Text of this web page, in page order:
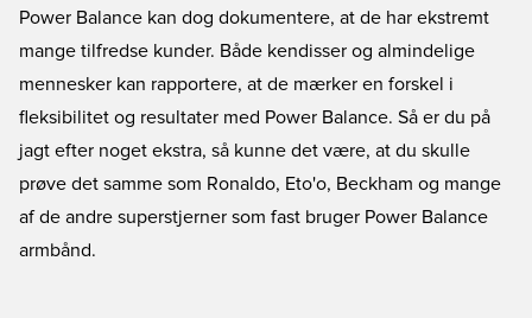
Power Balance kan dog dokumentere, at de har ekstremt
mange tilfredse kunder. Både kendisser og almindelige
mennesker kan rapportere, at de mærker en forskel i
fleksibilitet og resultater med Power Balance. Så er du på
jagt efter noget ekstra, så kunne det være, at du skulle
prøve det samme som Ronaldo, Eto'o, Beckham og mange
af de andre superstjerner som fast bruger Power Balance
armbånd.